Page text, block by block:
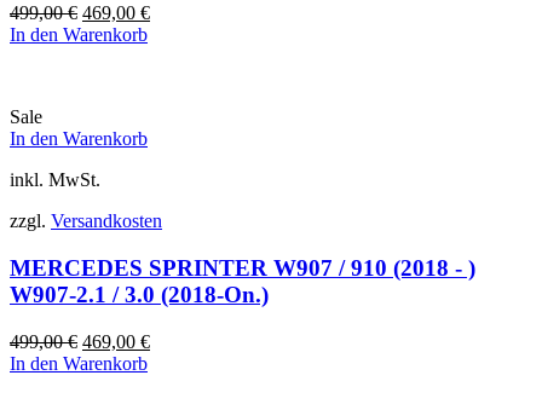
499,00€ Ursprünglicher
Preis
469,00 €Aktueller
In den Warenkorb
Sale
In den Warenkorb
inkl. MwSt.
zzgl. Versandkosten
MERCEDES SPRINTER W907 / 910 (2018 - )
W907-2.1 / 3.0 (2018-On.)
499,00€ Ursprünglicher
Preis
469,00 €Aktueller
In den Warenkorb